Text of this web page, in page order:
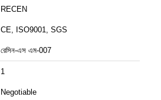
RECEN
CE, ISO9001, SGS
রেসিন-এস এম-007
1
Negotiable